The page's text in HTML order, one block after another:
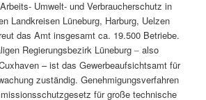
Umwelt- und Verbraucherschutz in
Landkreisen Lüneburg, Harburg, Uelzen
das Amt insgesamt ca. 19.500 Betriebe.
Regierungsbezirk Lüneburg– also
– ist das Gewerbeaufsichtsamt für
zuständig. Genehmigungsverfahren
für große technische